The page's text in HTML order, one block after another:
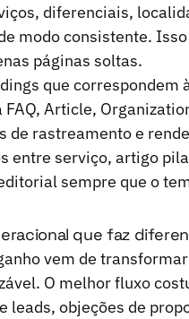
diferenciais,
modo consistente.
páginas soltas.
que correspondem
FAQ, Article,
de rastreamento e
entre serviço, artigo
sempre que o
que faz
vem de
O melhor fluxo
leads, objeções de